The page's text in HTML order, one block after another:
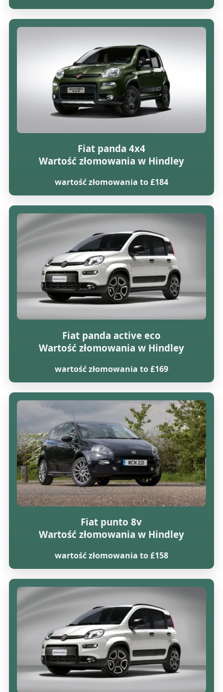
Fiat panda 4x4
Wartość złomowania w Hindley
wartość złomowania to £184
Fiat panda active eco
Wartość złomowania w Hindley
wartość złomowania to £169
Fiat punto 8v
Wartość złomowania w Hindley
wartość złomowania to £158